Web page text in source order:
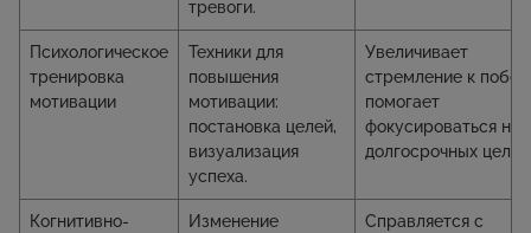
тревоги.
Психологическое
тренировка
мотивации
Техники для
повышения
мотивации:
постановка целей,
визуализация
успеха.
Увеличивает
стремление к
помогает
фокусироваться на
долгосрочных целях.
Когнитивно-
Изменение
Справляется с